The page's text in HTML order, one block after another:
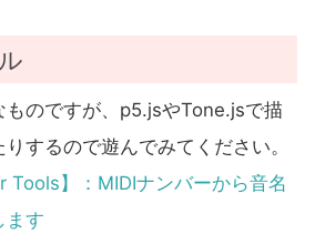
ものですが、p5.jsやTone.jsで描
するので遊んでみてください。
Tools】：MIDIナンバーから音名
ます